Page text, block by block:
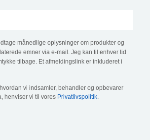
månedlige oplysninger om produkter og
emner via e-mail. Jeg kan til enhver tid
tilbage. Et afmeldingslink er inkluderet i
vi indsamler, behandler og opbevarer
henviser vi til vores Privatlivspolitik.